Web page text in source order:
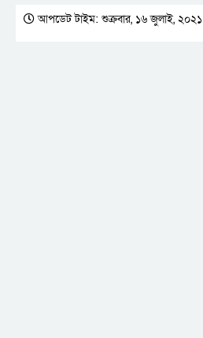
আপডেট টাইম: শুক্রবার, ১৬ জুলাই, ২০২১